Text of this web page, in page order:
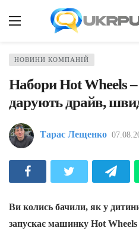
НОВИНИ КОМПАНІЙ
Набори Hot Wheels –
дарують драйв,
Тарас Лещенко
Ви колись бачили, як у
запускає машинку Hot Wheels